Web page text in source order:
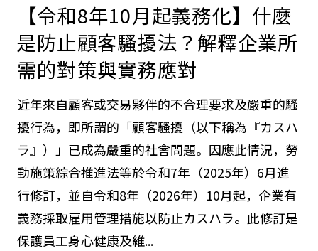
【令和8年10月起義務化】什麼
是防止顧客騷擾法？解釋企業所
需的對策與實務應對
近年來自顧客或交易夥伴的不合理要求及嚴重的騷
擾行為，即所謂的「顧客騷擾（以下稱為『カスハ
ラ』）」已成為嚴重的社會問題。因應此情況，勞
動施策綜合推進法等於令和7年（2025年）6月進
行修訂，並自令和8年（2026年）10月起，企業有
義務採取雇用管理措施以防止カスハラ。此修訂是
保護員工身心健康及維...